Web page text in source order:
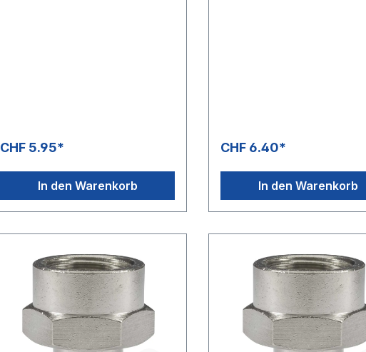
CHF 5.95*
In den Warenkorb
CHF 6.40*
In den Warenkorb